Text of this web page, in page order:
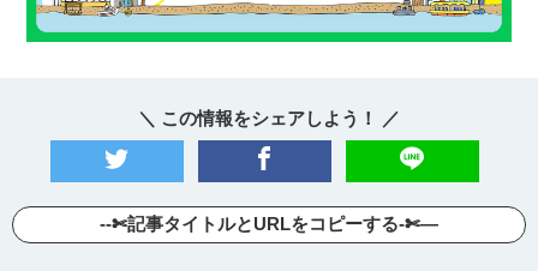
＼ この情報をシェアしよう！ ／
--✄記事タイトルとURLをコピーする-✄—